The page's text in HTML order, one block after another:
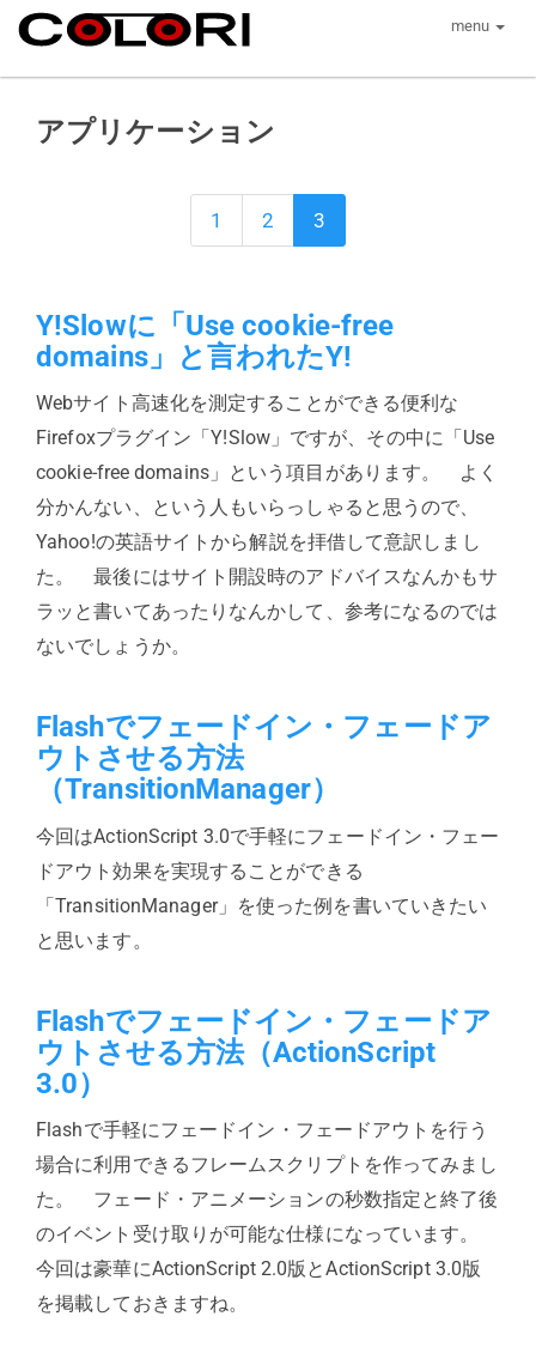
menu
アプリケーション
1 2 3
Y!Slowに「Use cookie-free
domains」と言われたY!
Webサイト高速化を測定することができる便利な
Firefoxプラグイン「Y!Slow」ですが、その中に「Use
cookie-free domains」という項目があります。 よく
分かんない、という人もいらっしゃると思うので、
Yahoo!の英語サイトから解説を拝借して意訳しまし
た。 最後にはサイト開設時のアドバイスなんかもサ
ラッと書いてあったりなんかして、参考になるのでは
ないでしょうか。
Flashでフェードイン・フェードア
ウトさせる方法
（TransitionManager）
今回はActionScript 3.0で手軽にフェードイン・フェー
ドアウト効果を実現することができる
「TransitionManager」を使った例を書いていきたい
と思います。
Flashでフェードイン・フェードア
ウトさせる方法（ActionScript
3.0）
Flashで手軽にフェードイン・フェードアウトを行う
場合に利用できるフレームスクリプトを作ってみまし
た。 フェード・アニメーションの秒数指定と終了後
のイベント受け取りが可能な仕様になっています。
今回は豪華にActionScript 2.0版とActionScript 3.0版
を掲載しておきますね。